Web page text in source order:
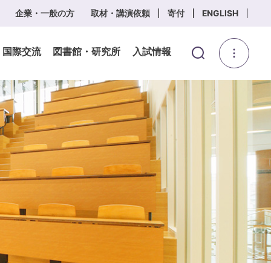
企業・一般の方 取材・講演依頼 寄付 ENGLISH
際交流 図書館・研究所 入試情報